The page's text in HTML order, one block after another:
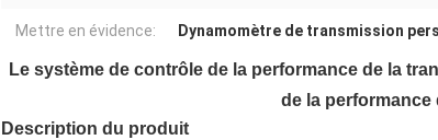
Mettre en évidence: Dynamomètre de transmission
Le système de contrôle de la performance de la
de la performance
Description du produit